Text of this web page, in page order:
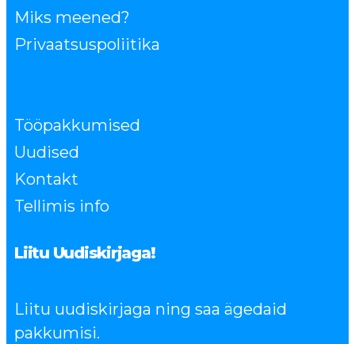
Miks meened?
Privaatsuspoliitika
Tööpakkumised
Uudised
Kontakt
Tellimis info
Liitu Uudiskirjaga!
Liitu uudiskirjaga ning saa ägedaid
pakkumisi.